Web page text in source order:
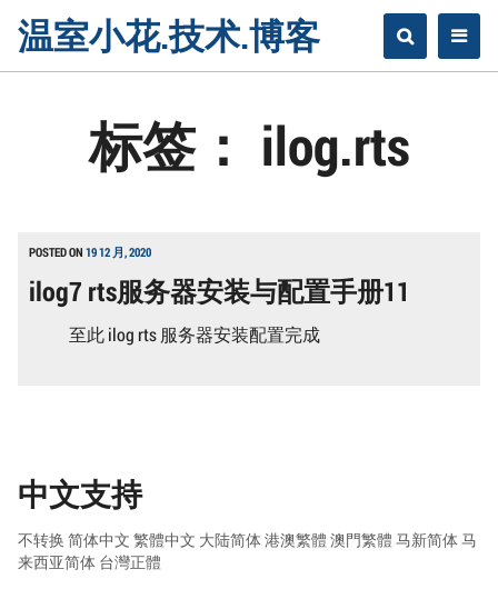
温室小花.技术.博客
标签： ilog.rts
POSTED ON 19 12 月, 2020
ilog7 rts服务器安装与配置手册11
至此 ilog rts 服务器安装配置完成
中文支持
不转换 简体中文 繁體中文 大陆简体港澳繁體 澳門繁體 马新简体马
来西亚简体 台灣正體